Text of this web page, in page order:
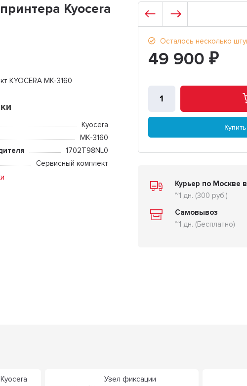
Kyocera
KYOCERA MK-3160
Kyocera
MK-3160
1702T98NL0
Сервисный комплект
Осталось несколько
49 900 ₽
Курьер по Москве
~1 дн. (300 руб.)
Самовывоз
~1 дн. (Бесплатно)
Узел фиксации